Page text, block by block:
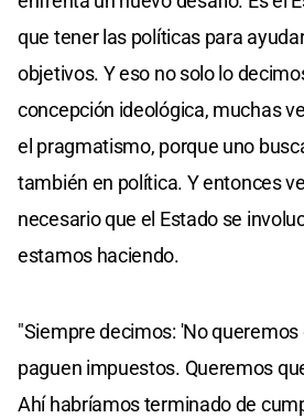
que tener las políticas para
objetivos. Y eso no solo lo
concepción ideológica, muchas
el pragmatismo, porque uno
también en política. Y entonces
necesario que el Estado se
estamos haciendo.
"Siempre decimos: 'No
paguen impuestos. Queremos
Ahí habríamos terminado de